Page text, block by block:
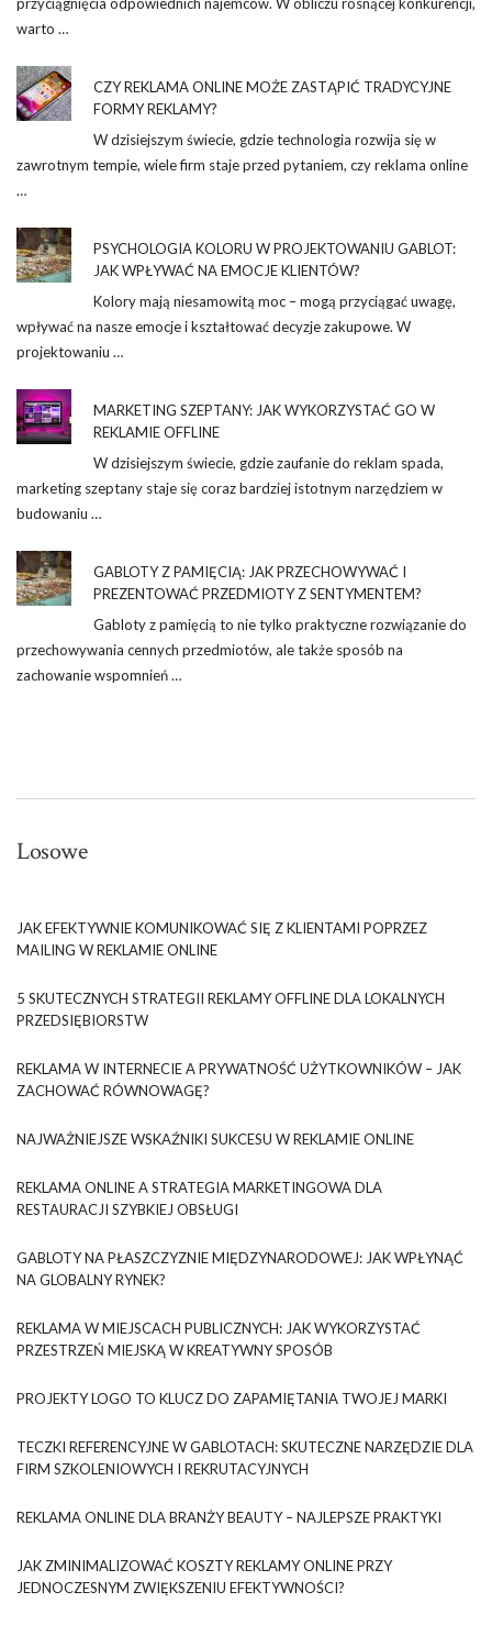
warto …
CZY REKLAMA ONLINE MOŻE ZASTĄPIĆ TRADYCYJNE
FORMY REKLAMY?
W dzisiejszym świecie, gdzie technologia rozwija się w
zawrotnym tempie, wiele firm staje przed pytaniem, czy reklama online
…
PSYCHOLOGIA KOLORU W PROJEKTOWANIU GABLOT:
JAK WPŁYWAĆ NA EMOCJE KLIENTÓW?
Kolory mają niesamowitą moc – mogą przyciągać uwagę,
wpływać na nasze emocje i kształtować decyzje zakupowe. W
projektowaniu …
MARKETING SZEPTANY: JAK WYKORZYSTAĆ GO W
REKLAMIE OFFLINE
W dzisiejszym świecie, gdzie zaufanie do reklam spada,
marketing szeptany staje się coraz bardziej istotnym narzędziem w
budowaniu …
GABLOTY Z PAMIĘCIĄ: JAK PRZECHOWYWAĆ I
PREZENTOWAĆ PRZEDMIOTY Z SENTYMENTEM?
Gabloty z pamięcią to nie tylko praktyczne rozwiązanie do
przechowywania cennych przedmiotów, ale także sposób na
zachowanie wspomnień …
Losowe
JAK EFEKTYWNIE KOMUNIKOWAĆ SIĘ Z KLIENTAMI POPRZEZ
MAILING W REKLAMIE ONLINE
5 SKUTECZNYCH STRATEGII REKLAMY OFFLINE DLA LOKALNYCH
PRZEDSIĘBIORSTW
REKLAMA W INTERNECIE A PRYWATNOŚĆ UŻYTKOWNIKÓW – JAK
ZACHOWAĆ RÓWNOWAGĘ?
NAJWAŻNIEJSZE WSKAŹNIKI SUKCESU W REKLAMIE ONLINE
REKLAMA ONLINE A STRATEGIA MARKETINGOWA DLA
RESTAURACJI SZYBKIEJ OBSŁUGI
GABLOTY NA PŁASZCZYZNIE MIĘDZYNARODOWEJ: JAK WPŁYNĄĆ
NA GLOBALNY RYNEK?
REKLAMA W MIEJSCACH PUBLICZNYCH: JAK WYKORZYSTAĆ
PRZESTRZEŃ MIEJSKĄ W KREATYWNY SPOSÓB
PROJEKTY LOGO TO KLUCZ DO ZAPAMIĘTANIA TWOJEJ MARKI
TECZKI REFERENCYJNE W GABLOTACH: SKUTECZNE NARZĘDZIE DLA
FIRM SZKOLENIOWYCH I REKRUTACYJNYCH
REKLAMA ONLINE DLA BRANŻY BEAUTY – NAJLEPSZE PRAKTYKI
JAK ZMINIMALIZOWAĆ KOSZTY REKLAMY ONLINE PRZY
JEDNOCZESNYM ZWIĘKSZENIU EFEKTYWNOŚCI?